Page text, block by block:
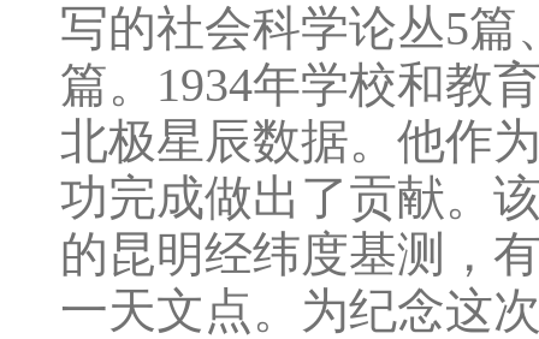
写的社会科学论丛5篇
篇。1934年学校和教
北极星辰数据。他作
功完成做出了贡献。
的昆明经纬度基测，
一天文点。为纪念这